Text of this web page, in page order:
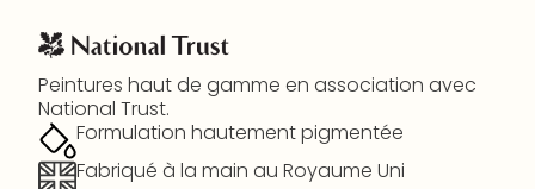
Peintures haut de gamme en association avec
National Trust.
Formulation hautement pigmentée
Fabriqué à la main au Royaume Uni